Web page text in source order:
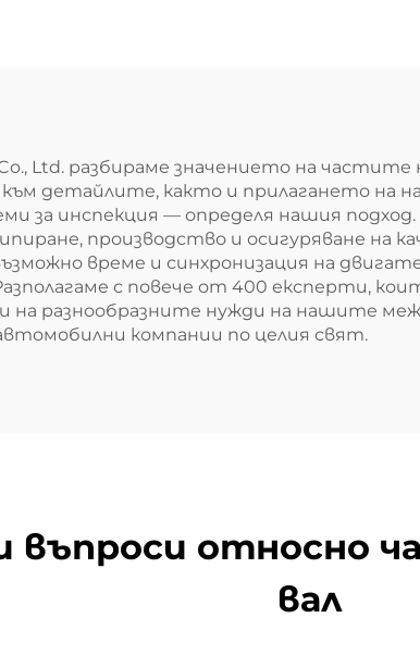
Ltd. разбираме значението на
детайлите, както и прилагането на
за инспекция — определя нашия
производство и осигуряване на
време и синхронизация на
с повече от 400 експерти,
разнообразните нужди на нашите
компании по целия свят.
въпроси относно
вал